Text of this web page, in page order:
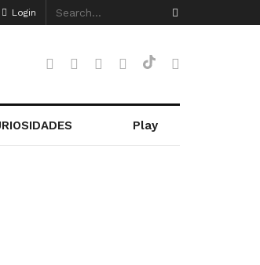
Login
Play